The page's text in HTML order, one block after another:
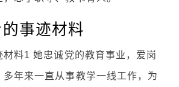
事迹材料
料1 她忠诚党的教育事业，爱岗
年来一直从事教学一线工作，为